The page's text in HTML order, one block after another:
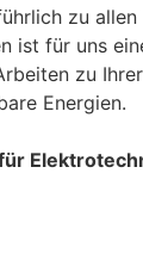
zu
ist für uns
zu
Energien.